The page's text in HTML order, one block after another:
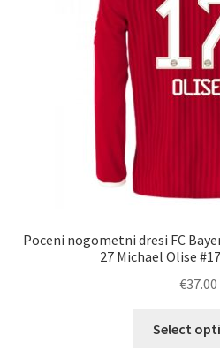
Poceni nogometni dresi FC
27 Michael Olise
€37.00
Select